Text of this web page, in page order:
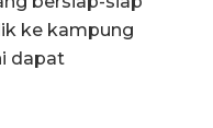
ke kampung
dapat